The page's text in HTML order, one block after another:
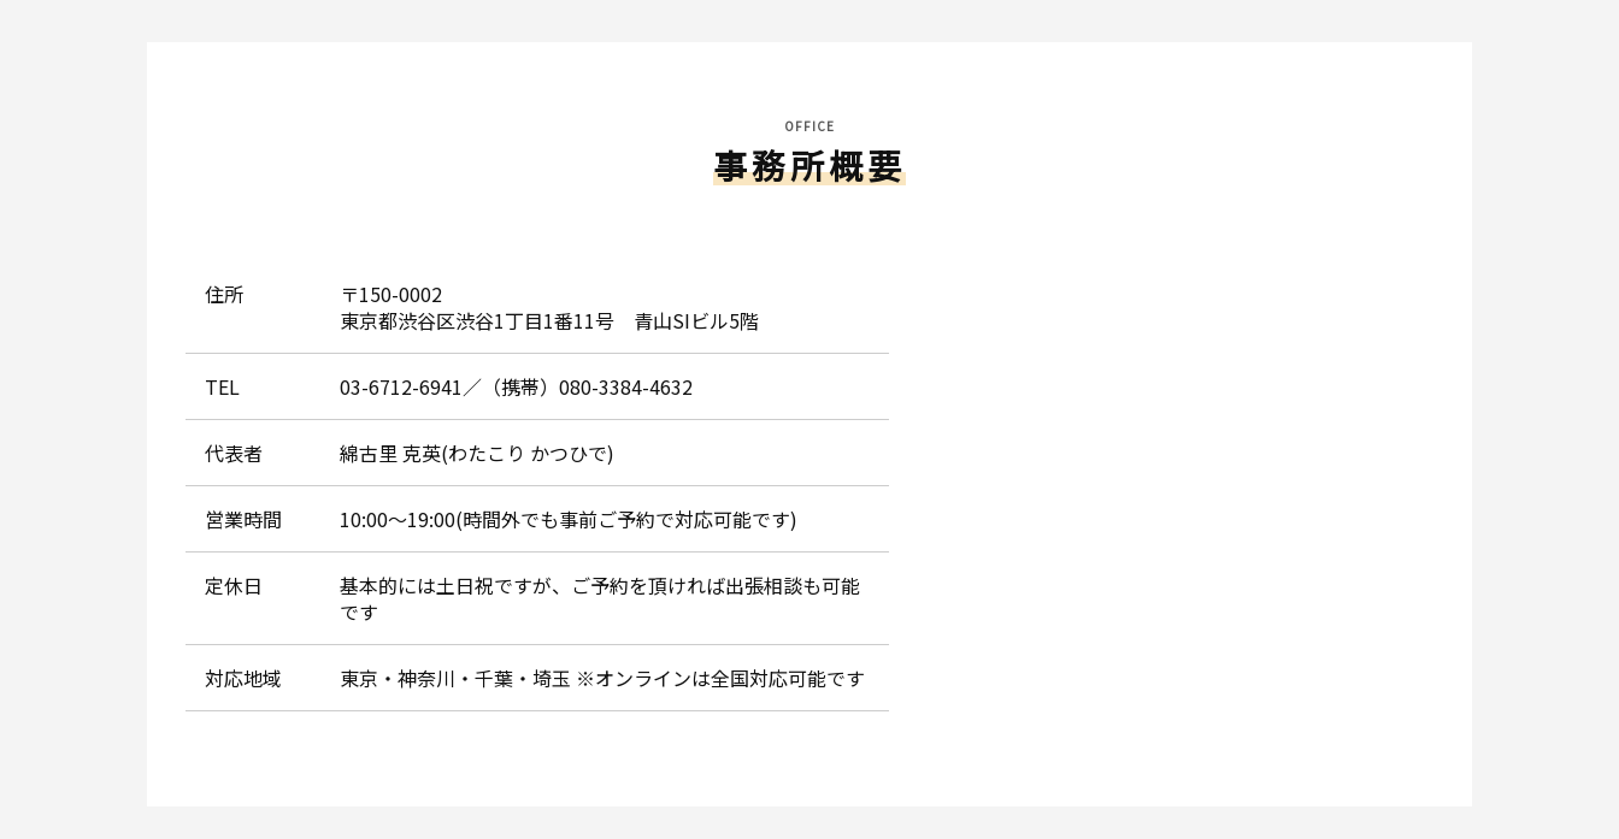
OFFICE
事務所概要
住所
〒150-0002
東京都渋谷区渋谷1丁目1番11号 青山SIビル5階
TEL 03-6712-6941／（携帯）080-3384-4632
代表者 綿古里 克英(わたこり かつひで)
営業時間 10:00～19:00(時間外でも事前ご予約で対応可能です)
定休日
基本的には土日祝ですが、ご予約を頂ければ出張相談も可能
です
対応地域 東京・神奈川・千葉・埼玉 ※オンラインは全国対応可能です